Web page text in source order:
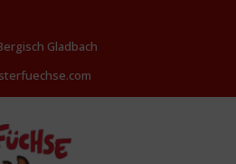
öffnen
Gladbach